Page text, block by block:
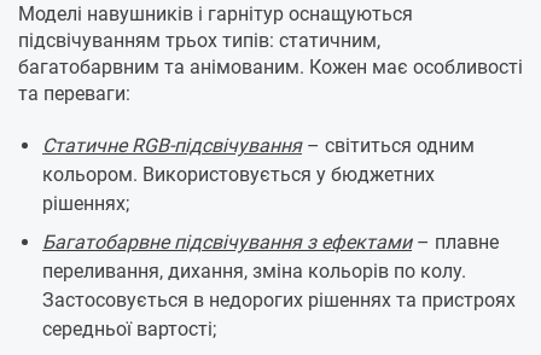
Моделі навушників і гарнітур оснащуються
підсвічуванням трьох типів: статичним,
багатобарвним та анімованим. Кожен має особливості
та переваги:
Статичне RGB-підсвічування– світиться одним
кольором. Використовується у бюджетних
рішеннях;
Багатобарвне підсвічування з ефектами– плавне
переливання, дихання, зміна кольорів по колу.
Застосовується в недорогих рішеннях та пристроях
середньої вартості;